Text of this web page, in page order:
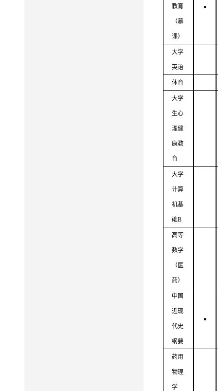
教育
（慕
课）
●
大学
英语
体育
大学
生心
理健
康教
育
大学
计算
机基
础B
高等
数学
（医
药）
中国
近现
代史
纲要
●
药用
物理
学